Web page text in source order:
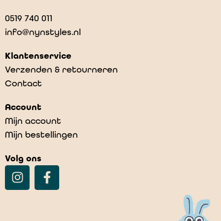
0519 740 011
info@nynstyles.nl
Klantenservice
Verzenden & retourneren
Contact
Account
Mijn account
Mijn bestellingen
Volg ons